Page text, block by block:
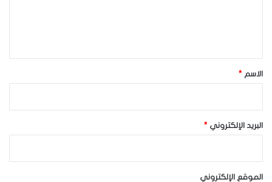
*الاسم *
البريد الإلكتروني *
الموقع الإلكتروني